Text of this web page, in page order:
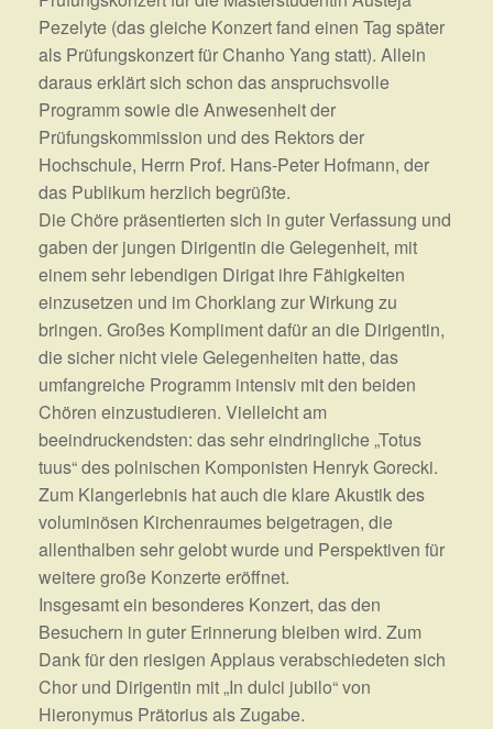
Pezelyte (das gleiche Konzert fand einen Tag später
als Prüfungskonzert für Chanho Yang statt). Allein
daraus erklärt sich schon das anspruchsvolle
Programm sowie die Anwesenheit der
Prüfungskommission und des Rektors der
Hochschule, Herrn Prof. Hans-Peter Hofmann, der
das Publikum herzlich begrüßte.
Die Chöre präsentierten sich in guter Verfassung und
gaben der jungen Dirigentin die Gelegenheit, mit
einem sehr lebendigen Dirigat ihre Fähigkeiten
einzusetzen und im Chorklang zur Wirkung zu
bringen. Großes Kompliment dafür an die Dirigentin,
die sicher nicht viele Gelegenheiten hatte, das
umfangreiche Programm intensiv mit den beiden
Chören einzustudieren. Vielleicht am
beeindruckendsten: das sehr eindringliche „Totus
tuus“ des polnischen Komponisten Henryk Gorecki.
Zum Klangerlebnis hat auch die klare Akustik des
voluminösen Kirchenraumes beigetragen, die
allenthalben sehr gelobt wurde und Perspektiven für
weitere große Konzerte eröffnet.
Insgesamt ein besonderes Konzert, das den
Besuchern in guter Erinnerung bleiben wird. Zum
Dank für den riesigen Applaus verabschiedeten sich
Chor und Dirigentin mit „In dulci jubilo“ von
Hieronymus Prätorius als Zugabe.